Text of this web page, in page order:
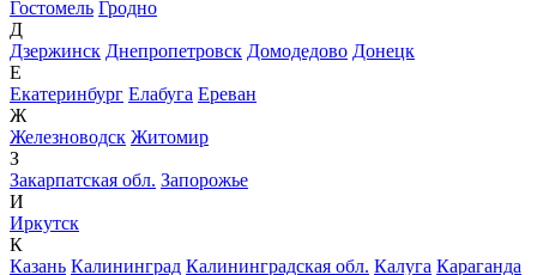
Гостомель Гродно
Д
Дзержинск Днепропетровск Домодедово Донецк
Е
Екатеринбург Елабуга Ереван
Ж
Железноводск Житомир
З
Закарпатская обл. Запорожье
И
Иркутск
К
Казань Калининград Калининградская обл. Калуга Караганда